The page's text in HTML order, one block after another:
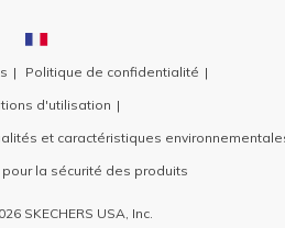
Politique de confidentialité
d'utilisation
et caractéristiques
la sécurité des produits
SKECHERS USA, Inc.